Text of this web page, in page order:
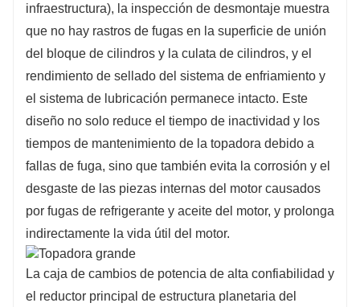
infraestructura), la inspección de desmontaje muestra
que no hay rastros de fugas en la superficie de unión
del bloque de cilindros y la culata de cilindros, y el
rendimiento de sellado del sistema de enfriamiento y
el sistema de lubricación permanece intacto. Este
diseño no solo reduce el tiempo de inactividad y los
tiempos de mantenimiento de la topadora debido a
fallas de fuga, sino que también evita la corrosión y el
desgaste de las piezas internas del motor causados ​​
por fugas de refrigerante y aceite del motor, y prolonga
indirectamente la vida útil del motor.
La caja de cambios de potencia de alta confiabilidad y
el reductor principal de estructura planetaria del